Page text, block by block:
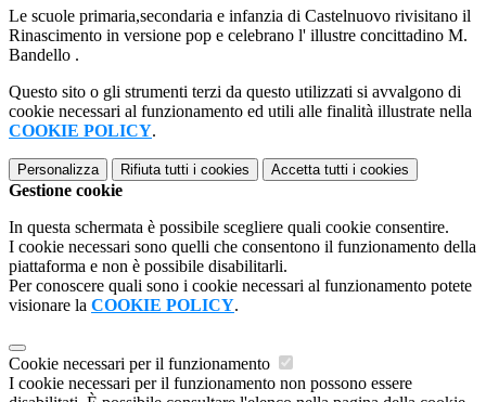
Le scuole primaria,secondaria e infanzia di Castelnuovo rivisitano il
Rinascimento in versione pop e celebrano l' illustre concittadino M.
Bandello .
Questo sito o gli strumenti terzi da questo utilizzati si avvalgono di
cookie necessari al funzionamento ed utili alle finalità illustrate nella
COOKIE POLICY.
Personalizza Rifiuta tutti i cookies Accetta tutti i cookies
Gestione cookie
In questa schermata è possibile scegliere quali cookie consentire.
I cookie necessari sono quelli che consentono il funzionamento della
piattaforma e non è possibile disabilitarli.
Per conoscere quali sono i cookie necessari al funzionamento potete
visionare la COOKIE POLICY.
Cookie necessari per il funzionamento
I cookie necessari per il funzionamento non possono essere